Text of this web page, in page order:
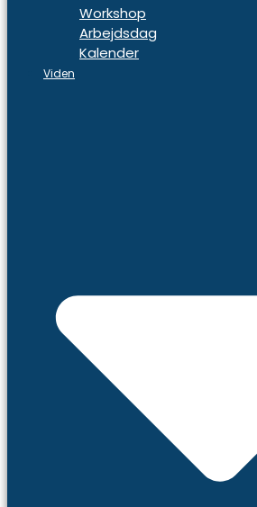
Workshop
Arbejdsdag
Kalender
Viden